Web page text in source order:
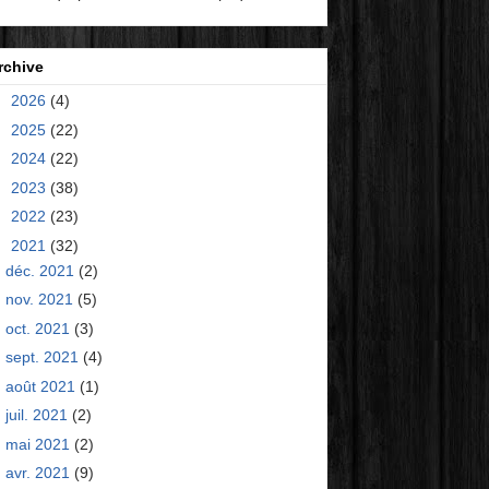
2026 (4)
2025 (22)
2024 (22)
2023 (38)
2022 (23)
2021 (32)
déc. 2021 (2)
nov. 2021 (5)
oct. 2021 (3)
sept. 2021 (4)
août 2021 (1)
juil. 2021 (2)
mai 2021 (2)
avr. 2021 (9)